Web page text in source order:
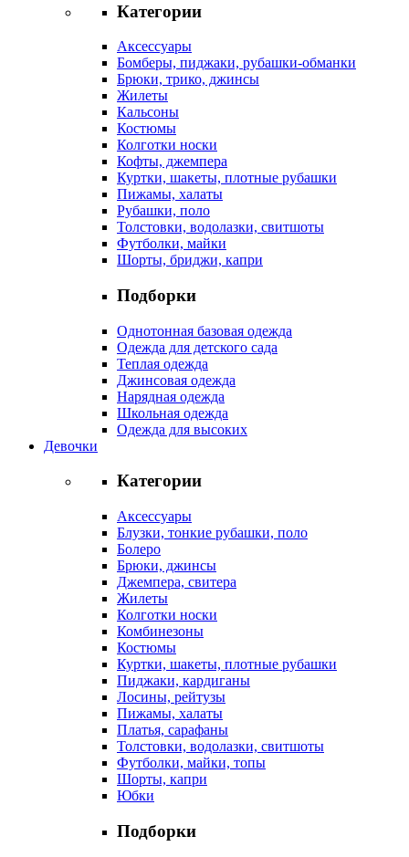
Категории
Аксессуары
Бомберы, пиджаки, рубашки-обманки
Брюки, трико, джинсы
Жилеты
Кальсоны
Костюмы
Колготки носки
Кофты, джемпера
Куртки, шакеты, плотные рубашки
Пижамы, халаты
Рубашки, поло
Толстовки, водолазки, свитшоты
Футболки, майки
Шорты, бриджи, капри
Подборки
Однотонная базовая одежда
Одежда для детского сада
Теплая одежда
Джинсовая одежда
Нарядная одежда
Школьная одежда
Одежда для высоких
Девочки
Категории
Аксессуары
Блузки, тонкие рубашки, поло
Болеро
Брюки, джинсы
Джемпера, свитера
Жилеты
Колготки носки
Комбинезоны
Костюмы
Куртки, шакеты, плотные рубашки
Пиджаки, кардиганы
Лосины, рейтузы
Пижамы, халаты
Платья, сарафаны
Толстовки, водолазки, свитшоты
Футболки, майки, топы
Шорты, капри
Юбки
Подборки